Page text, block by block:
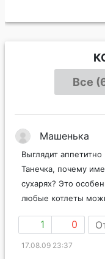
Все
Машенька
Выглядит аппетитно
Танечка, почему
сухарях? Это
любые котлеты
1 0
17.08.09 23:37